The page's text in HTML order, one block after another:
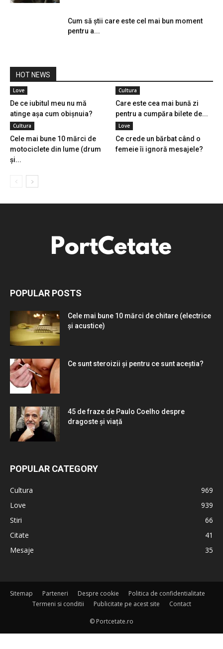
Cum să știi care este cel mai bun moment
pentru a...
HOT NEWS
Love
De ce iubitul meu nu mă
atinge așa cum obișnuia?
Cultura
Care este cea mai bună zi
pentru a cumpăra bilete de...
Cultura
Cele mai bune 10 mărci de
motociclete din lume (drum
și...
Love
Ce crede un bărbat când o
femeie îi ignoră mesajele?
POPULAR POSTS
Cele mai bune 10 mărci de chitare (electrice
și acustice)
Ce sunt steroizii și pentru ce sunt aceștia?
45 de fraze de Paulo Coelho despre
dragoste și viață
POPULAR CATEGORY
Cultura
969
Love
939
Stiri
66
Citate
41
Mesaje
35
Sitemap Parteneri Despre cookie
Politica de confidentialitate
Termeni si conditii
Publicitate pe acest site Contact
© Portcetate.ro